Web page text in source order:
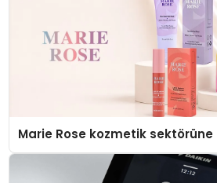
Marie Rose kozmetik sektörüne